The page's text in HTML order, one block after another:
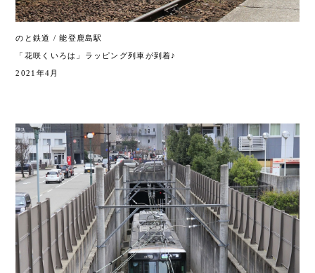
のと鉄道 / 能登鹿島駅
「花咲くいろは」ラッピング列車が到着♪
2021年4月